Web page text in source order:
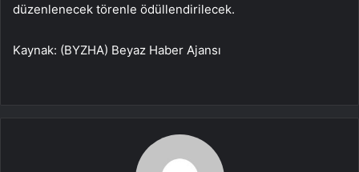
düzenlenecek törenle ödüllendirilecek.
Kaynak: (BYZHA) Beyaz Haber Ajansı